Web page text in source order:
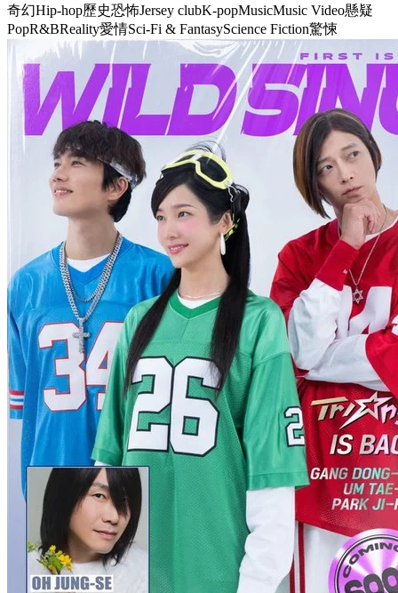
奇幻Hip-hop歷史恐怖Jersey clubK-popMusicMusic Video懸疑
PopR&BReality愛情Sci-Fi & FantasyScience Fiction驚悚